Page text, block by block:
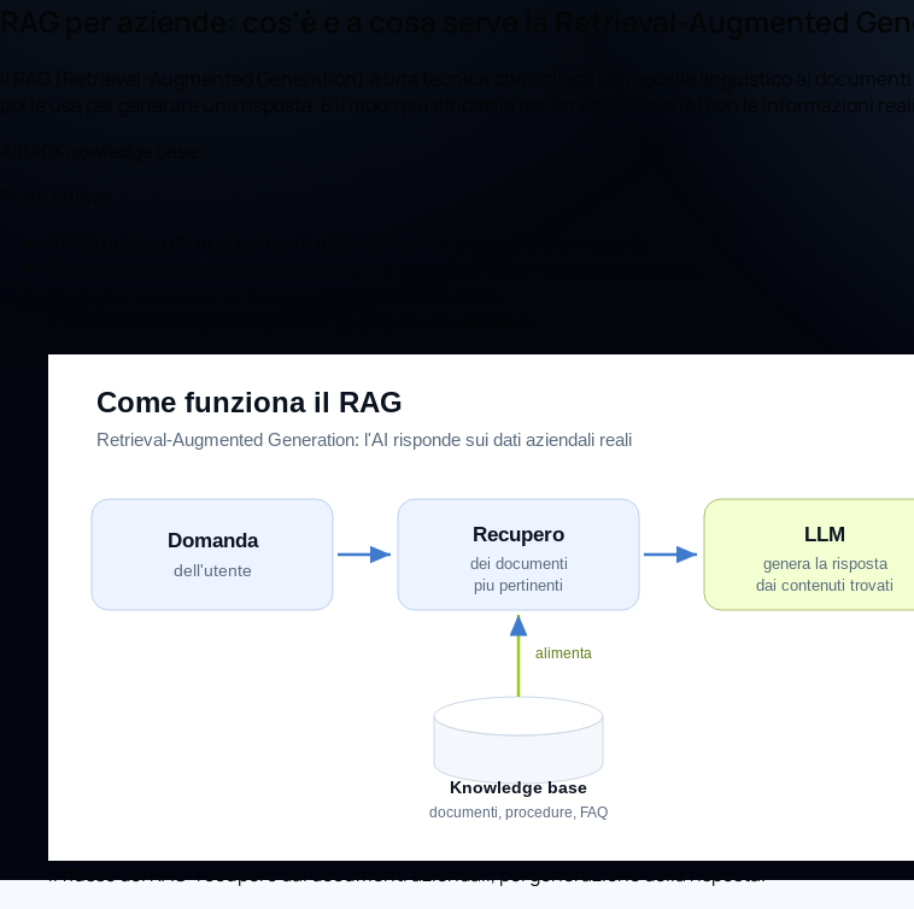
RAG per aziende: cos'è e a cosa serve la Retrieval-Augmented
Il RAG (Retrieval-Augmented Generation) è una tecnica che collega un modello linguistico ai
poi le usa per generare una risposta. È il modo più affidabile per far rispondere l'AI con le informazioni
Il flusso del RAG: recupero dai documenti aziendali, poi generazione della risposta.